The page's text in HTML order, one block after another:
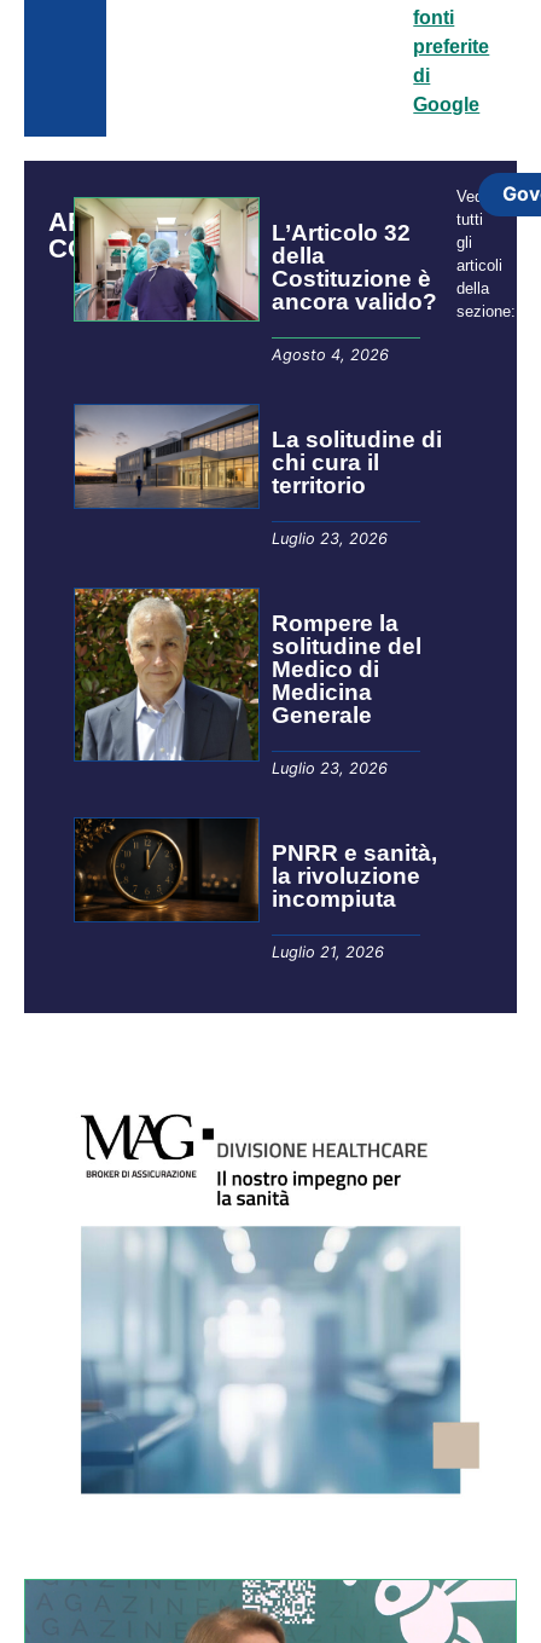
fonti
preferite
di
Google
ARTICOLI
CORRELATI
L’Articolo 32
della
Costituzione è
ancora valido?
Agosto 4, 2026
La solitudine di
chi cura il
territorio
Luglio 23, 2026
Rompere la
solitudine del
Medico di
Medicina
Generale
Luglio 23, 2026
PNRR e sanità,
la rivoluzione
incompiuta
Luglio 21, 2026
Vedi
tutti
gli
articoli
della
sezione: